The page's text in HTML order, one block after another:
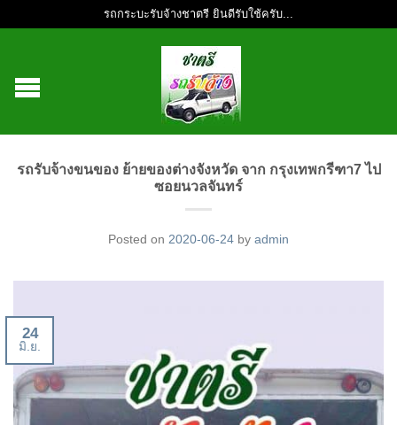
รถกระบะรับจ้างชาตรี ยินดีรับใช้ครับ...
รถรับจ้างขนของ ย้ายของต่างจังหวัด จาก กรุงเทพกรีฑา7 ไป
ซอยนวลจันทร์
Posted on 2020-06-24 by admin
24
มิ.ย.